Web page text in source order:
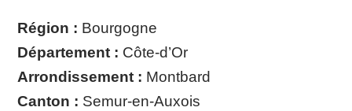
Région : Bourgogne
Département : Côte-d’Or
Arrondissement : Montbard
Canton : Semur-en-Auxois